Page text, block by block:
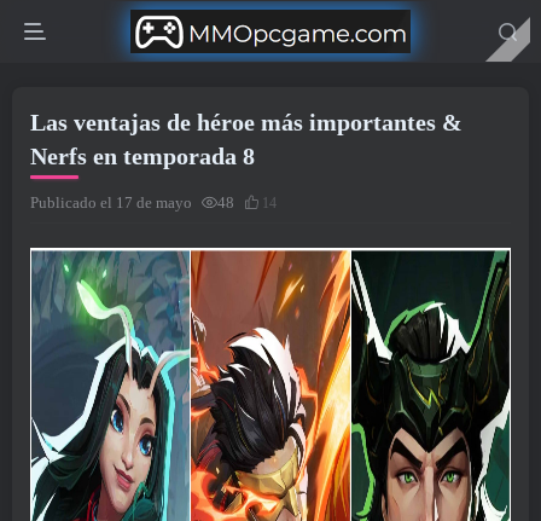
Las ventajas de héroe más importantes &
Nerfs en temporada 8
Publicado el 17 de mayo 48 14